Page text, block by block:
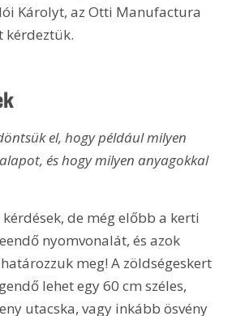
Károlyt, az Otti Manufactura
kérdeztük.
el, hogy például milyen
és hogy milyen anyagokkal
kérdések, de még előbb a kerti
nyomvonalát, és azok
meg! A zöldségeskert
lehet egy 60 cm széles,
utacska, vagy inkább ösvény